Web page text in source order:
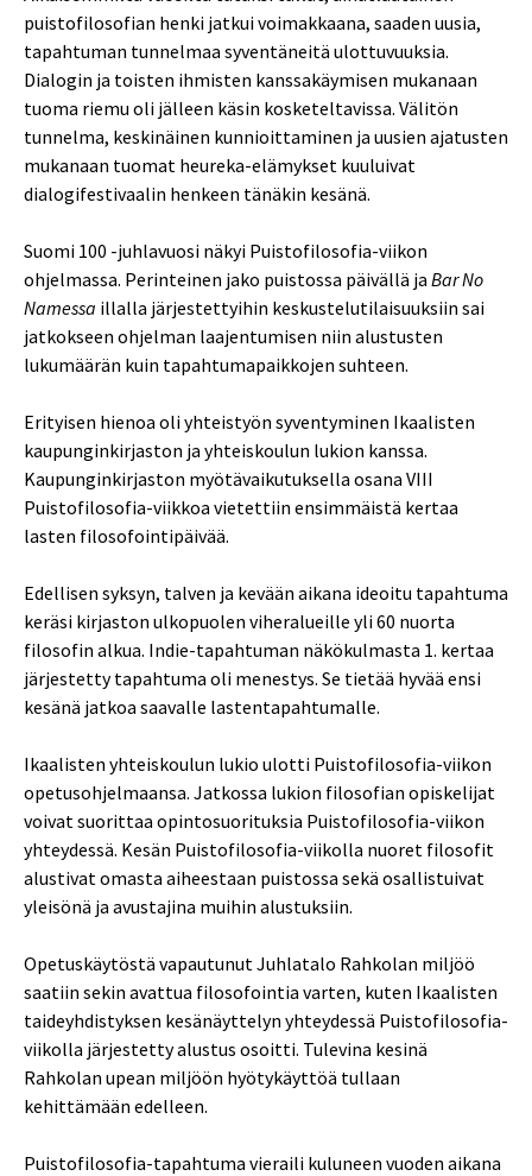
puistofilosofian henki jatkui voimakkaana, saaden uusia,
tapahtuman tunnelmaa syventäneitä ulottuvuuksia.
Dialogin ja toisten ihmisten kanssakäymisen mukanaan
tuoma riemu oli jälleen käsin kosketeltavissa. Välitön
tunnelma, keskinäinen kunnioittaminen ja uusien ajatusten
mukanaan tuomat heureka-elämykset kuuluivat
dialogifestivaalin henkeen tänäkin kesänä.
Suomi 100 -juhlavuosi näkyi Puistofilosofia-viikon
ohjelmassa. Perinteinen jako puistossa päivällä ja Bar No
Namessa illalla järjestettyihin keskustelutilaisuuksiin sai
jatkokseen ohjelman laajentumisen niin alustusten
lukumäärän kuin tapahtumapaikkojen suhteen.
Erityisen hienoa oli yhteistyön syventyminen Ikaalisten
kaupunginkirjaston ja yhteiskoulun lukion kanssa.
Kaupunginkirjaston myötävaikutuksella osana VIII
Puistofilosofia-viikkoa vietettiin ensimmäistä kertaa
lasten filosofointipäivää.
Edellisen syksyn, talven ja kevään aikana ideoitu tapahtuma
keräsi kirjaston ulkopuolen viheralueille yli 60 nuorta
filosofin alkua. Indie-tapahtuman näkökulmasta 1. kertaa
järjestetty tapahtuma oli menestys. Se tietää hyvää ensi
kesänä jatkoa saavalle lastentapahtumalle.
Ikaalisten yhteiskoulun lukio ulotti Puistofilosofia-viikon
opetusohjelmaansa. Jatkossa lukion filosofian opiskelijat
voivat suorittaa opintosuorituksia Puistofilosofia-viikon
yhteydessä. Kesän Puistofilosofia-viikolla nuoret filosofit
alustivat omasta aiheestaan puistossa sekä osallistuivat
yleisönä ja avustajina muihin alustuksiin.
Opetuskäytöstä vapautunut Juhlatalo Rahkolan miljöö
saatiin sekin avattua filosofointia varten, kuten Ikaalisten
taideyhdistyksen kesänäyttelyn yhteydessä Puistofilosofia-
viikolla järjestetty alustus osoitti. Tulevina kesinä
Rahkolan upean miljöön hyötykäyttöä tullaan
kehittämään edelleen.
Puistofilosofia-tapahtuma vieraili kuluneen vuoden aikana